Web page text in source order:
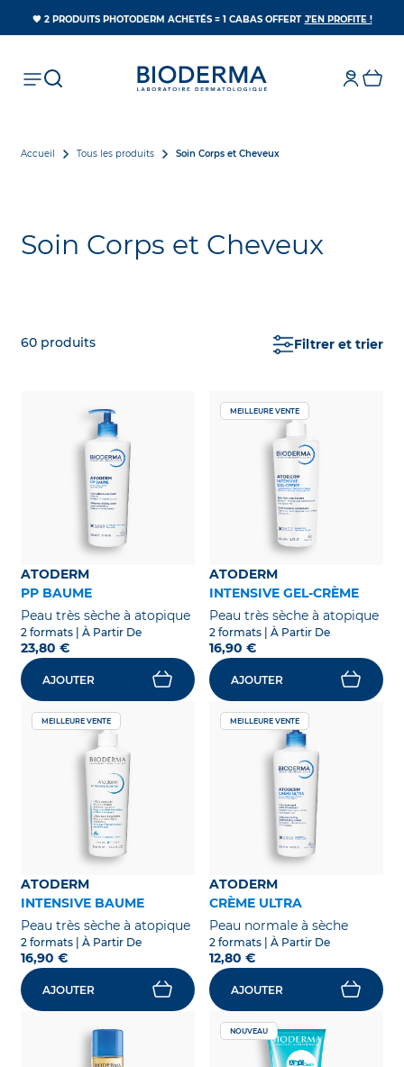
🧡 2 PRODUITS PHOTODERM ACHETÉS = 1 CABAS OFFERT J'EN PROFITE !
Accueil Tous les produits Soin Corps et Cheveux
Soin Corps et Cheveux
60 produits Filtrer et trier
ATODERM
PP BAUME
Peau très sèche à atopique
2 formats | À Partir De
23,80 €
AJOUTER
MEILLEURE VENTE
ATODERM
INTENSIVE GEL-CRÈME
Peau très sèche à atopique
2 formats | À Partir De
16,90 €
AJOUTER
MEILLEURE VENTE
ATODERM
INTENSIVE BAUME
Peau très sèche à atopique
2 formats | À Partir De
16,90 €
AJOUTER
MEILLEURE VENTE
ATODERM
CRÈME ULTRA
Peau normale à sèche
2 formats | À Partir De
12,80 €
AJOUTER
NOUVEAU